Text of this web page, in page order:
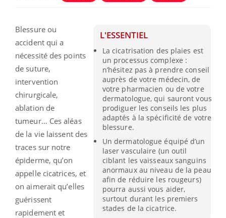
L'ESSENTIEL
La cicatrisation des plaies est
un processus complexe :
n’hésitez pas à prendre conseil
auprès de votre médecin, de
votre pharmacien ou de votre
dermatologue, qui sauront vous
prodiguer les conseils les plus
adaptés à la spécificité de votre
blessure.
Un dermatologue équipé d’un
laser vasculaire (un outil
ciblant les vaisseaux sanguins
anormaux au niveau de la peau
afin de réduire les rougeurs)
pourra aussi vous aider,
surtout durant les premiers
stades de la cicatrice.
Blessure ou
accident qui a
nécessité des points
de suture,
intervention
chirurgicale,
ablation de
tumeur… Ces aléas
de la vie laissent des
traces sur notre
épiderme, qu’on
appelle cicatrices, et
on aimerait qu’elles
guérissent
rapidement et